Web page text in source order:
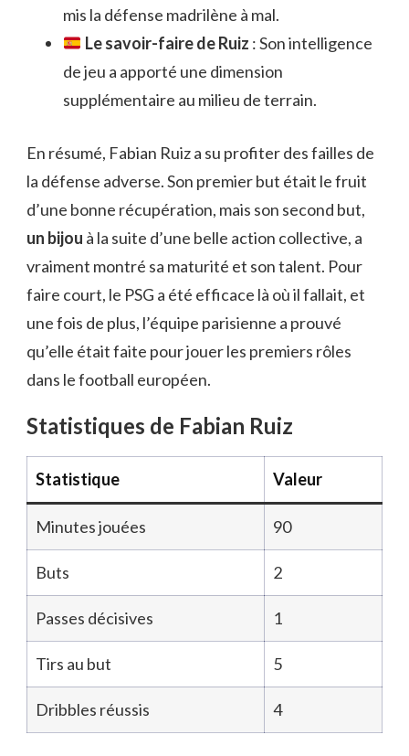
mis la défense madrilène à mal.
Le savoir-faire de Ruiz : Son intelligence
de jeu a apporté une dimension
supplémentaire au milieu de terrain.
En résumé, Fabian Ruiz a su profiter des failles de
la défense adverse. Son premier but était le fruit
d’une bonne récupération, mais son second but,
un bijou à la suite d’une belle action collective, a
vraiment montré sa maturité et son talent. Pour
faire court, le PSG a été efficace là où il fallait, et
une fois de plus, l’équipe parisienne a prouvé
qu’elle était faite pour jouer les premiers rôles
dans le football européen.
Statistiques de Fabian Ruiz
Statistique Valeur
Minutes jouées 90
Buts 2
Passes décisives 1
Tirs au but 5
Dribbles réussis 4